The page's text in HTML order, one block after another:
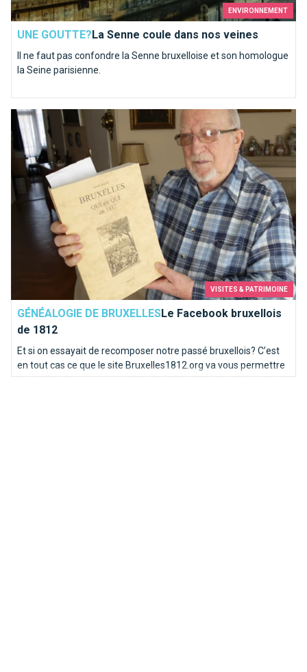
ENVIRONNEMENT
UNE GOUTTE? La Senne coule dans nos veines
Il ne faut pas confondre la Senne bruxelloise et son homologue
la Seine parisienne.
VISITES & PATRIMOINE
GÉNÉALOGIE DE BRUXELLESLe Facebook bruxellois
de 1812
Et si on essayait de recomposer notre passé bruxellois? C’est
en tout cas ce que le site Bruxelles1812.org va vous permettre
de vérifier. C’est un peu un Facebook du début du 19ème siècle
Le Facebook bruxellois de 1812